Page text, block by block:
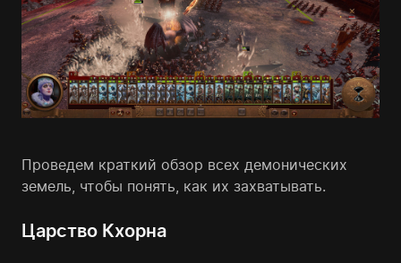
Проведем краткий обзор всех демонических
земель, чтобы понять, как их захватывать.
Царство Кхорна